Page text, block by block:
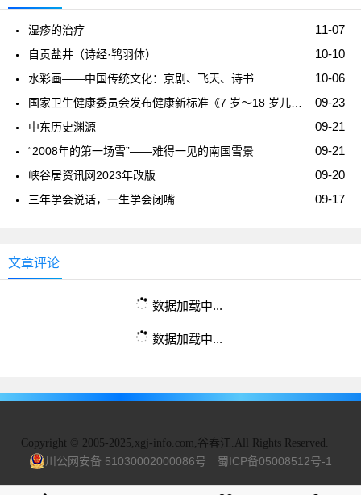
11-07
湿疹的治疗
10-10
自贡盐井（诗经·鸨羽体）
10-06
水彩画——中国传统文化：京剧、飞天、诗书
09-23
09-21
中东历史渊源
09-21
“2008年的第一场雪”——难得一见的南国雪景
09-20
峡谷居资讯网2023年改版
09-17
三年学会说话，一生学会闭嘴
文章评论
数据加载中...
数据加载中...
Copyright © 2005-2025,xgj-info.com,谷春江.All Rights Reserved.
川公网安备 51030002000086号 蜀ICP备05008512号-1